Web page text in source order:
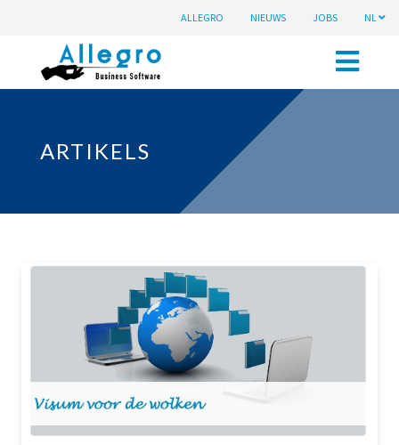
ALLEGRO NIEUWS JOBS NL
ARTIKELS